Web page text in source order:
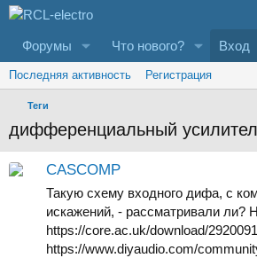
Форумы Что нового? Вход
Последняя активность Регистрация
Теги
дифференциальный
CASCOMP
Такую схему входного дифа, с
искажений, - рассматривали ли?
https://core.ac.uk/download/
https://www.diyaudio.com/